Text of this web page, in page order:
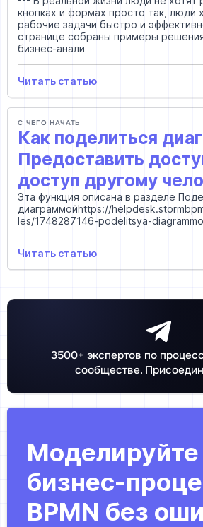
кнопках и формах просто так, люди
рабочие задачи быстро и
странице собраны примеры
бизнес-анали
Читать статью
С ЧЕГО НАЧАТЬ
Как поделиться
Предоставить
доступ другому
Эта функция описана в разделе
диаграммойhttps://
les/1748287146-podelitsya-
Читать статью
3500+ экспертов по
сообществе.
Моделируйте
бизнес-
BPMN без